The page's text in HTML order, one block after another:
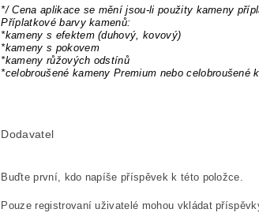
*/ Cena aplikace se mění jsou-li použity kameny
Příplatkové barvy kamenů:
*kameny s efektem (duhový, kovový)
*kameny s pokovem
*kameny růžových odstínů
*celobroušené kameny Premium nebo celobroušené
Dodavatel
Buďte první, kdo napíše příspěvek k této položce.
Pouze registrovaní uživatelé mohou vkládat